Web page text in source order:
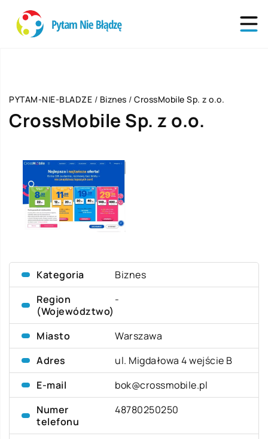
PYTAM-NIE-BLADZE / Biznes / CrossMobile Sp. z o.o.
CrossMobile Sp. z o.o.
Kategoria
Biznes
Region
(Województwo)
-
Miasto
Warszawa
Adres
ul. Migdałowa 4 wejście B
E-mail
bok@crossmobile.pl
Numer
telefonu
48780250250